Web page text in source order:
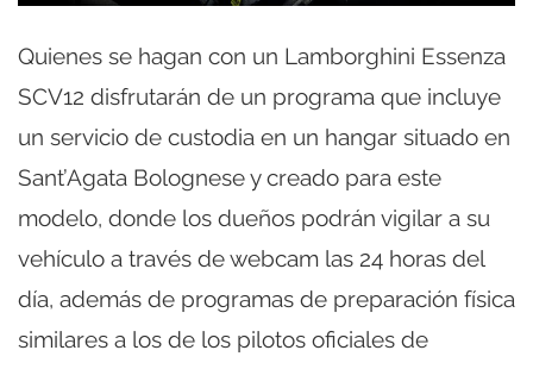
Quienes se hagan con un Lamborghini Essenza
SCV12 disfrutarán de un programa que incluye
un servicio de custodia en un hangar situado en
Sant’Agata Bolognese y creado para este
modelo, donde los dueños podrán vigilar a su
vehículo a través de webcam las 24 horas del
día, además de programas de preparación física
similares a los de los pilotos oficiales de